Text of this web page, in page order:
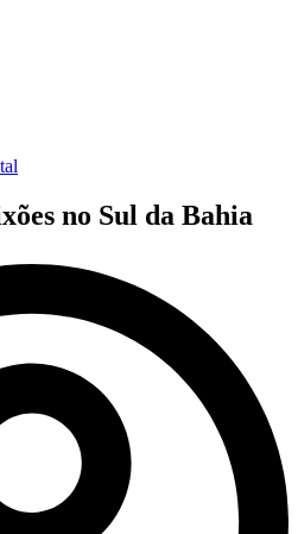
no Sul da Bahia